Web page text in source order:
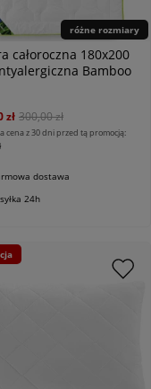
różne rozmiary
całoroczna 180x200
Bamboo
zł 300,00 zł
cena z 30 dni przed tą promocją:
dostawa
24h